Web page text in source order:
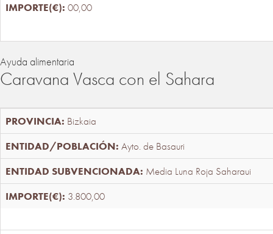
00,00
Ayuda alimentaria
Caravana Vasca con el Sahara
Bizkaia
Ayto. de Basauri
Media Luna Roja Saharaui
3.800,00